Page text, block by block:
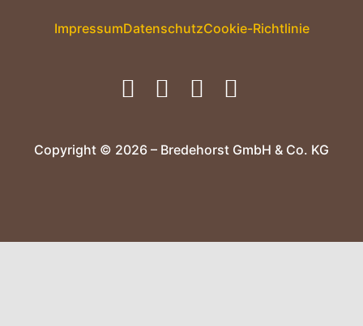
ImpressumDatenschutzCookie-Richtlinie
Copyright © 2026 – Bredehorst GmbH & Co. KG